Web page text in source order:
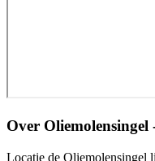
Over Oliemolensingel
Locatie de Oliemolensingel